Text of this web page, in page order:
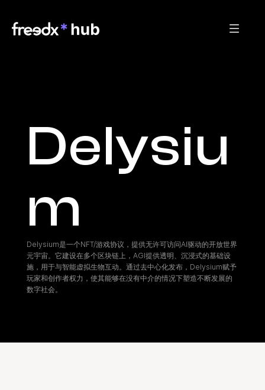
Delysiu
m
Delysium是一个NFT/游戏协议，提供无许可访问AI驱动的开放世界
元宇宙。它建设在多个区块链上，AGI提供透明、沉浸式的基础设
施，用于与智能虚拟生物互动。通过去中心化发布，Delysium赋予
玩家和创作者权力，使其能够在没有中介的情况下塑造不断发展的
数字社会。